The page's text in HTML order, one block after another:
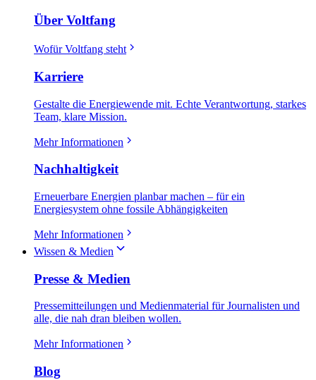
Über Voltfang
Wofür Voltfang steht
Karriere
Gestalte die Energiewende mit. Echte Verantwortung, starkes
Team, klare Mission.
Mehr Informationen
Nachhaltigkeit
Erneuerbare Energien planbar machen – für ein
Energiesystem ohne fossile Abhängigkeiten
Mehr Informationen
Wissen & Medien
Presse & Medien
Pressemitteilungen und Medienmaterial für Journalisten und
alle, die nah dran bleiben wollen.
Mehr Informationen
Blog